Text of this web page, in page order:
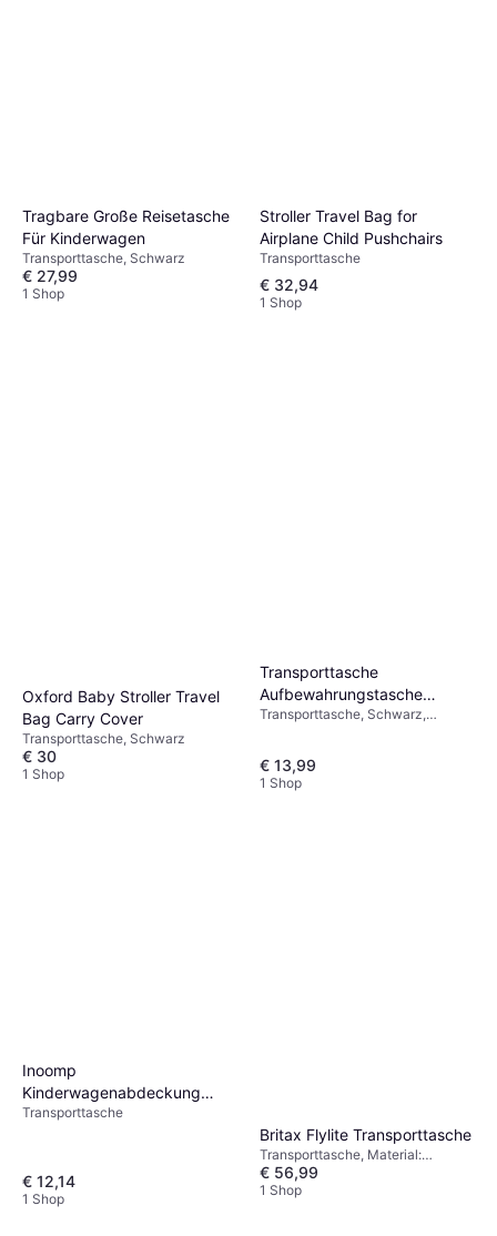
Tragbare Große Reisetasche
Für Kinderwagen
Transporttasche, Schwarz
€ 27,99
1 Shop
Stroller Travel Bag for
Airplane Child Pushchairs
Transporttasche
€ 32,94
1 Shop
Oxford Baby Stroller Travel
Bag Carry Cover
Transporttasche, Schwarz
€ 30
1 Shop
Transporttasche
Aufbewahrungstasche
Schutzhülle 600D
Transporttasche, Schwarz,
€ 13,99
1 Shop
Inoomp
Kinderwagenabdeckung
Stroller Reisetasche
Transporttasche
€ 12,14
1 Shop
Britax Flylite Transporttasche
Transporttasche, Material:
Polyester
€ 56,99
1 Shop